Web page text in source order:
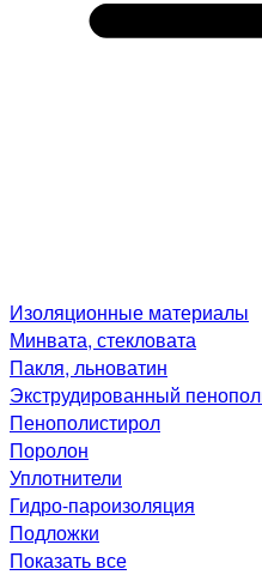
Изоляционные материалы
Минвата, стекловата
Пакля, льноватин
Экструдированный
Пенополистирол
Поролон
Уплотнители
Гидро-пароизоляция
Подложки
Показать все